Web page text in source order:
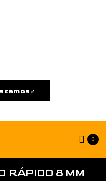
0
RÁPIDO 8 MM